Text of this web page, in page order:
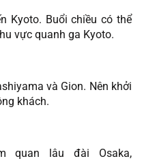
Kyoto. Buổi chiều có thể
vực quanh ga Kyoto.
và Gion. Nên khởi
khách.
quan lâu đài Osaka,